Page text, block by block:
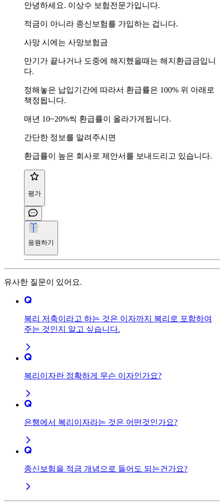
안녕하세요. 이상수 보험전문가입니다.
적금이 아니라 종신보험를 가입하는 겁니다.
사망 시에는 사망보험금
만기가 끝나거나 도중에 해지했을때는 해지환급금입니
다.
정해놓은 납입기간에 따라서 환급률은 100% 위 아래로
책정됩니다.
매년 10~20%씩 환급률이 올라가게됩니다.
간단한 정보를 알려주시면
환급률이 높은 회사로 제안서를 보내드리고 있습니다.
평가
응원하기
유사한 질문이 있어요.
복리 저축이라고 하는 것은 이자까지 복리로 포함하여
주는 것인지 알고 싶습니다.
복리이자란 정확하게 무슨 이자인가요?
은행에서 복리이자라는 것은 어떤것인가요?
종신보험을 적금 개념으로 들어도 되는건가요?